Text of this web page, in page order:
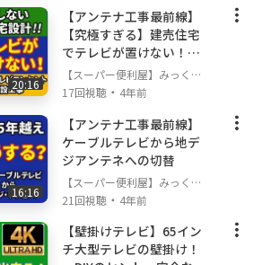
す。当社は、東京・多摩地区や
元に密着し、住宅総合サービス
上のご相談を賜っております。
トでも人気ランク上位を継続中の
さい！
の方法からお選びいただけます。
エリアを確認してね！
sos.com/area
ントでお友達登録（楽・早・24H）
554-804 （楽・早）
sos.com です。
べく個性的で派手なカラーのツー
ます。
特に大好きで、たとえば2007年
一番早いぐらいの時期に空撮ド
に着手をして、多くのテレビ番組
お届けしてきました。 番組でい
や人気グループとも共演した事も
も書きましたが、実家が工務店
、大工仕事や水道、電気工事な
た頃には自然とはじめて、住宅設
らぬ間に身についていました。
20:16
【アンテナ工事最前線】
【究極すぎる】建売住宅
でテレビが置けない！進
歩しない住宅設計の闇
【スーパー便利屋】みっく店
長が行く!
17回視聴 ・ 4年前
16:16
【アンテナ工事最前線】
ケーブルテレビから地デ
ジアンテネへの切替
【スーパー便利屋】みっく店
長が行く!
21回視聴 ・ 4年前
【壁掛けテレビ】65イン
チ大型テレビの壁掛け！